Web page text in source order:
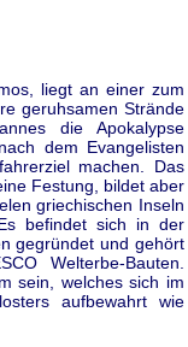
liegt an einer zum
geruhsamen Strände
die Apokalypse
dem Evangelisten
machen. Das
Festung, bildet aber
griechischen Inseln
befindet sich in der
gegründet und gehört
Welterbe-Bauten.
sein, welches sich im
aufbewahrt wie